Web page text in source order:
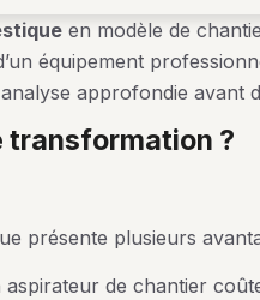
en modèle de
équipement
approfondie avant
transformation ?
présente plusieurs
aspirateur de chantier